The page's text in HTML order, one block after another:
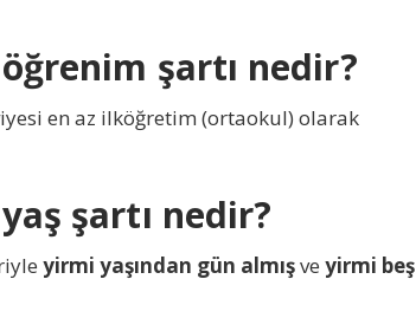
şartı nedir?
en az ilköğretim (ortaokul) olarak
şartı nedir?
yirmi yaşından gün almışve yirmi beş